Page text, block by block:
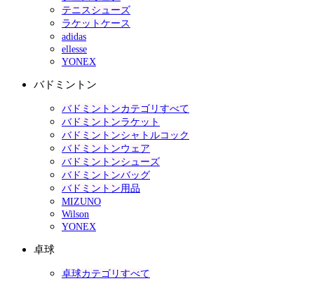
テニスシューズ
ラケットケース
adidas
ellesse
YONEX
バドミントン
バドミントンカテゴリすべて
バドミントンラケット
バドミントンシャトルコック
バドミントンウェア
バドミントンシューズ
バドミントンバッグ
バドミントン用品
MIZUNO
Wilson
YONEX
卓球
卓球カテゴリすべて